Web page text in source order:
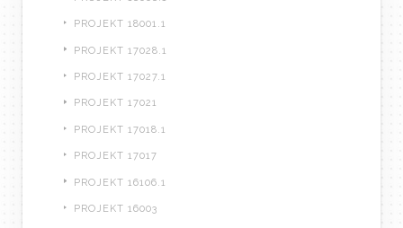
PROJEKT 18001.1
PROJEKT 17028.1
PROJEKT 17027.1
PROJEKT 17021
PROJEKT 17018.1
PROJEKT 17017
PROJEKT 16106.1
PROJEKT 16003